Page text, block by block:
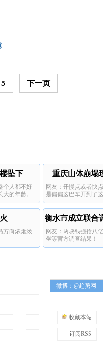
5 下一页
坠下
个人都不好
的年龄。
重庆山体崩塌
网友：开慢点或者快
是偏偏这巴车开到了这
方向浓烟滚
衡水市成立联合
网友：两块钱强抢八
坐等官方调查结果！
微博：@趋势网
收藏本站
订阅RSS